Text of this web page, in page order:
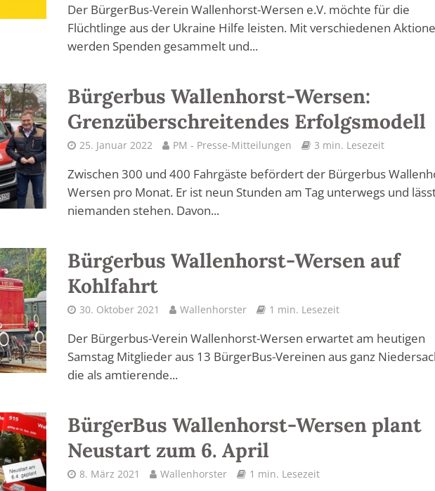
Der BürgerBus-Verein Wallenhorst-Wersen e.V. möchte für die
Flüchtlinge aus der Ukraine Hilfe leisten. Mit verschiedenen
werden Spenden gesammelt und...
Bürgerbus Wallenhorst-Wersen:
Grenzüberschreitendes Erfolgsmodell
25. Januar 2022 PM - Presse-Mitteilungen 3 min. Lesezeit
Zwischen 300 und 400 Fahrgäste befördert der Bürgerbus
Wersen pro Monat. Er ist neun Stunden am Tag unterwegs und
niemanden stehen. Davon...
Bürgerbus Wallenhorst-Wersen auf
Kohlfahrt
30. Oktober 2021 Wallenhorster 1 min. Lesezeit
Der Bürgerbus-Verein Wallenhorst-Wersen erwartet am heutigen
Samstag Mitglieder aus 13 BürgerBus-Vereinen aus ganz
die als amtierende...
BürgerBus Wallenhorst-Wersen plant
Neustart zum 6. April
8. März 2021 Wallenhorster 1 min. Lesezeit